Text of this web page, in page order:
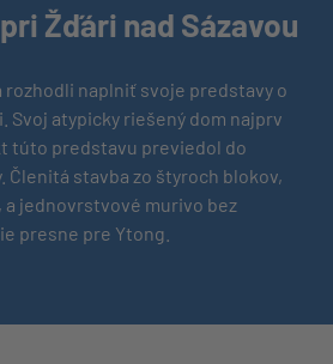
Žďári nad Sázavou
rozhodli naplniť svoje predstavy o
Svoj atypicky riešený dom najprv
túto predstavu previedol do
Členitá stavba zo štyroch blokov,
jednovrstvové murivo bez
presne pre Ytong.